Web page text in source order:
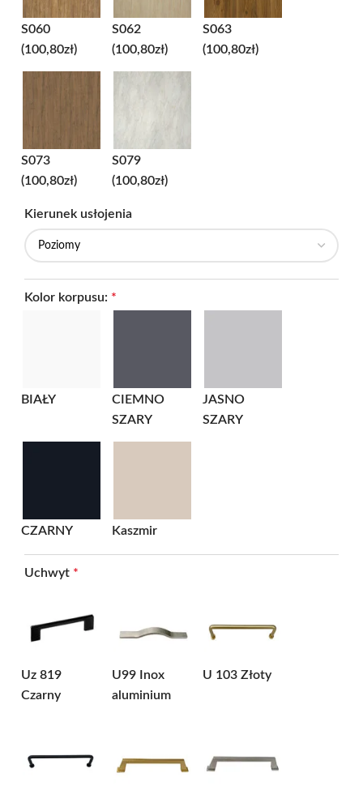
S060
(100,80zł)
S062
(100,80zł)
S063
(100,80zł)
S073
(100,80zł)
S079
(100,80zł)
Kierunek usłojenia
Kolor korpusu: *
BIAŁY
CIEMNO
SZARY
JASNO
SZARY
CZARNY Kaszmir
Uchwyt *
Uz 819
Czarny
U99 Inox
aluminium
U 103 Złoty